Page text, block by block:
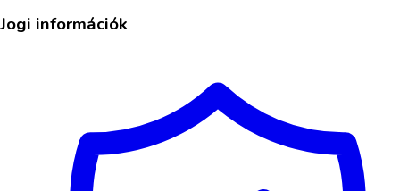
Jogi információk